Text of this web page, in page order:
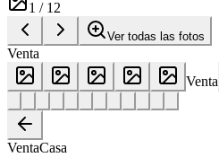
1 / 12
Ver todas las fotos
Venta
Venta
VentaCasa